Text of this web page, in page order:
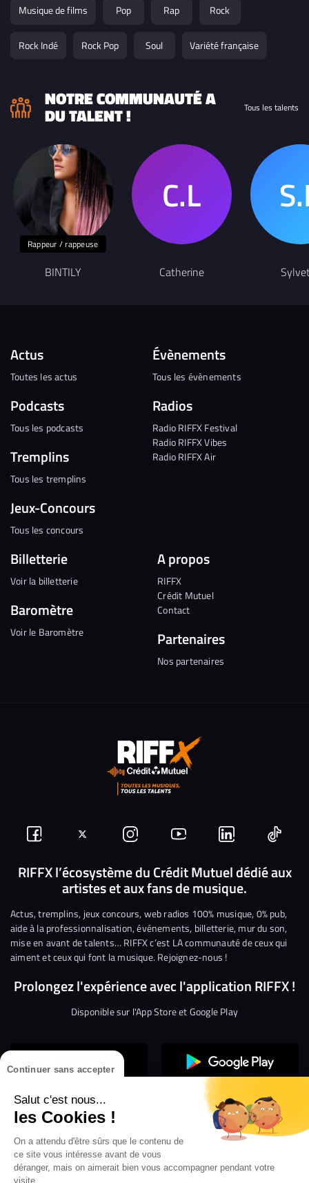
Continuer sans accepter
Salut c'est nous...
les Cookies !
On a attendu d'être sûrs que le contenu de
ce site vous intéresse avant de vous
déranger, mais on aimerait bien vous accompagner pendant votre
visite...
Musique de films Pop Rap Rock
Rock Indé Rock Pop Soul Variété française
NOTRE COMMUNAUTÉ A
DU TALENT ! Tous les talents
Rappeur / rappeuse
BINTILY Catherine
Actus
Toutes les actus
Podcasts
Tous les podcasts
Tremplins
Tous les tremplins
Jeux-Concours
Tous les concours
Évènements
Tous les évènements
Radios
Radio RIFFX Festival
Radio RIFFX Vibes
Radio RIFFX Air
Billetterie
Voir la billetterie
Baromètre
Voir le Baromètre
A propos
RIFFX
Crédit Mutuel
Contact
Partenaires
Nos partenaires
Suivez-
nous
Facebook
Suivez-
nous
sur
Twitter
Nous
rejoindre
sur
Instagram
Nous
rejoindre
sur
YouTube
Nous
rejoindre
sur
Linkedin
Nous
RIFFX l’écosystème du Crédit Mutuel dédié aux
artistes et aux fans de musique.
Actus, tremplins, jeux concours, web radios 100% musique, 0% pub,
aide à la professionnalisation, événements, billetterie, mur du son,
mise en avant de talents… RIFFX c’est LA communauté de ceux qui
aiment et ceux qui font la musique. Rejoignez-nous !
Prolongez l'expérience avec l'application RIFFX !
Disponible sur l'App Store et Google Play
Confidentialité
Gestion des cookies
Conditions générales d’utilisation
Mentions légales